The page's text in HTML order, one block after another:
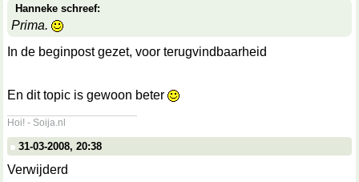
Hanneke schreef:
Prima.
In de beginpost gezet, voor terugvindbaarheid
En dit topic is gewoon beter
Hoi! - Soija.nl
31-03-2008, 20:38
Verwijderd